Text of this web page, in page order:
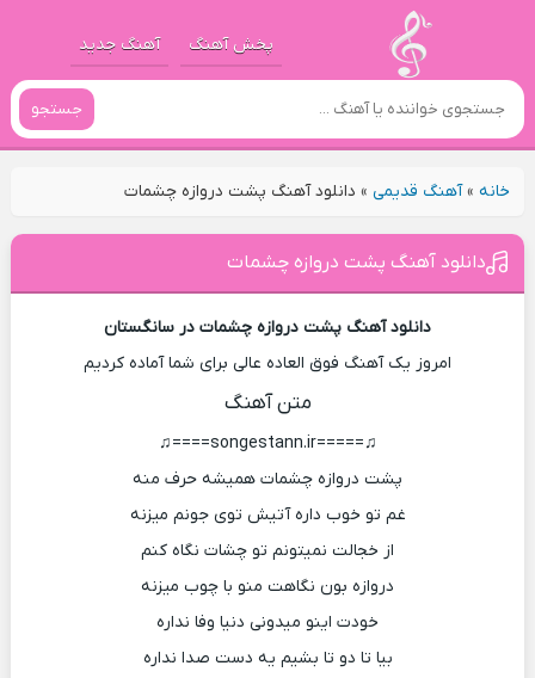
پخش آهنگ آهنگ جدید
جستجو
خانه»آهنگ قدیمی» دانلود آهنگ پشت دروازه چشمات
دانلود آهنگ پشت دروازه چشمات
دانلود آهنگ پشت دروازه چشمات در سانگستان
امروز یک آهنگ فوق العاده عالی برای شما آماده کردیم
متن آهنگ
♫=====songestann.ir====♫
پشت دروازه چشمات همیشه حرف منه
غم تو خوب داره آتیش توی جونم میزنه
از خجالت نمیتونم تو چشات نگاه کنم
دروازه بون نگاهت منو با چوب میزنه
خودت اینو میدونی دنیا وفا نداره
بیا تا دو تا بشیم یه دست صدا نداره